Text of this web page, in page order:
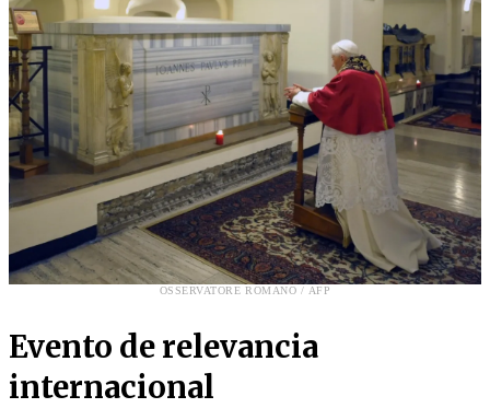
OSSERVATORE ROMANO / AFP
Evento de relevancia
internacional